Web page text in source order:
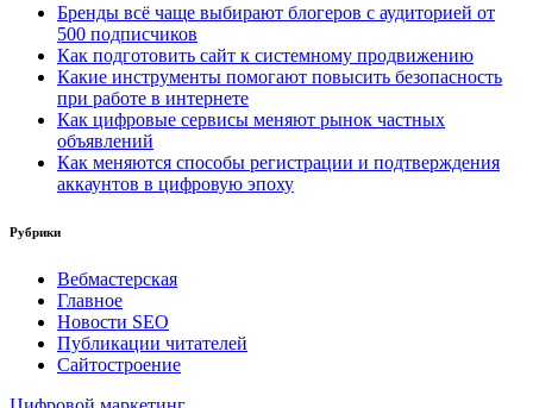
Бренды всё чаще выбирают блогеров с аудиторией от
500 подписчиков
Как подготовить сайт к системному продвижению
Какие инструменты помогают повысить безопасность
при работе в интернете
Как цифровые сервисы меняют рынок частных
объявлений
Как меняются способы регистрации и подтверждения
аккаунтов в цифровую эпоху
Рубрики
Вебмастерская
Главное
Новости SEO
Публикации читателей
Сайтостроение